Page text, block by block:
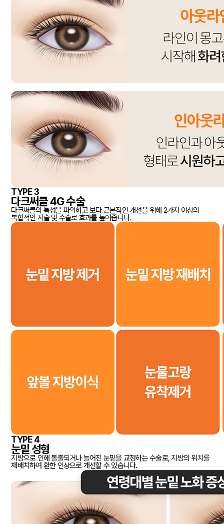
TYPE 3
다크써클 4G 수술
다크써클의 특성을 파악하고 보다 근본적인 개선을 위해 2가지 이상의
복합적인 시술 및 수술로 효과를 높여줍니다.
TYPE 4
눈밑 성형
지방으로 인해 돌출되거나 늘어진 눈밑을 교정하는 수술로, 지방의 위치를
재배치하여 환한 인상으로 개선할 수 있습니다.